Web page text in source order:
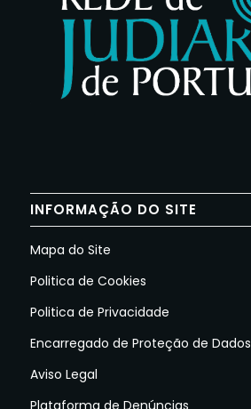
INFORMAÇÃO DO SITE
Mapa do Site
Politica de Cookies
Politica de Privacidade
Encarregado de Proteção de Dados
Aviso Legal
Plataforma de Denúncias